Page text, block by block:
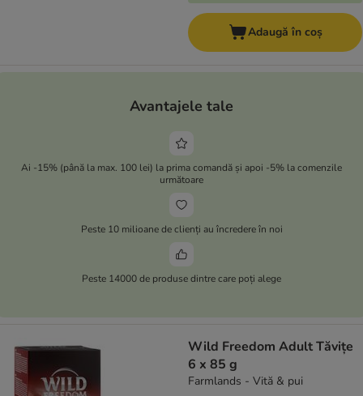
Adaugă în coș
Avantajele tale
Ai -15% (până la max. 100 lei) la prima comandă și apoi -5% la comenzile
următoare
Peste 10 milioane de clienți au încredere în noi
Peste 14000 de produse dintre care poți alege
Wild Freedom Adult Tăvițe
6 x 85 g
Farmlands - Vită & pui